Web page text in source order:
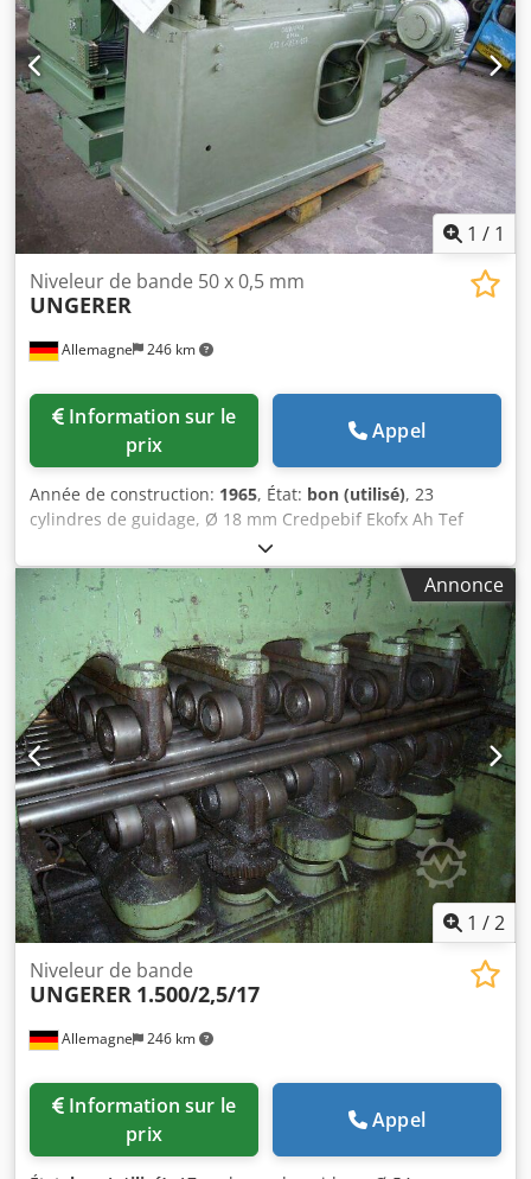
1 / 1
Allemagne 246 km
Niveleur de bande 50 x 0,5 mm
UNGERER
prix
Appel
Année de construction: 1965, État: bon (utilisé), 23
cylindres de guidage, Ø 18 mm Credpebif Ekofx Ah Tef
Largeur de la bande : max. 50 mm Épaisseur de la bande :
0,1 à 0,5 mm
Annonce
1 /2
Allemagne 246 km
Niveleur de bande
UNGERER 1.500/2,5/17
prix
Appel